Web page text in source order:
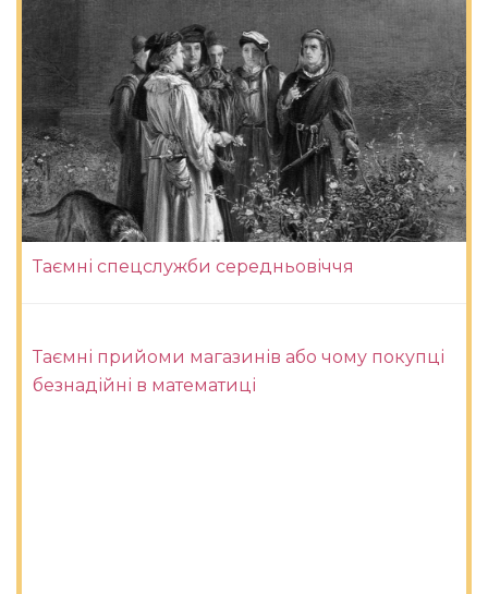
Таємні спецслужби середньовіччя
Таємні прийоми магазинів або чому покупці
безнадійні в математиці